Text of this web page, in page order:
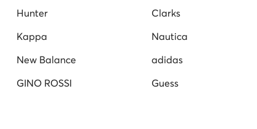
Hunter Clarks
Kappa Nautica
New Balance adidas
GINO ROSSI Guess